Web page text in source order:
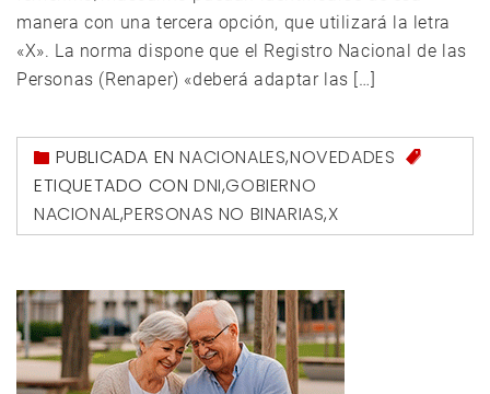
manera con una tercera opción, que utilizará la letra
«X». La norma dispone que el Registro Nacional de las
Personas (Renaper) «deberá adaptar las […]
PUBLICADA ENNACIONALES,NOVEDADES
ETIQUETADO CON DNI,GOBIERNO
NACIONAL,PERSONAS NO BINARIAS,X